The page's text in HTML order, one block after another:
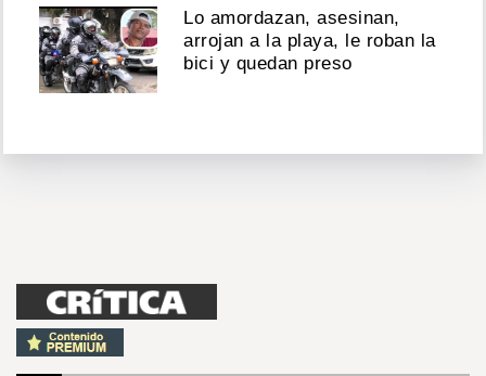
Lo amordazan, asesinan,
arrojan a la playa, le roban la
bici y quedan preso